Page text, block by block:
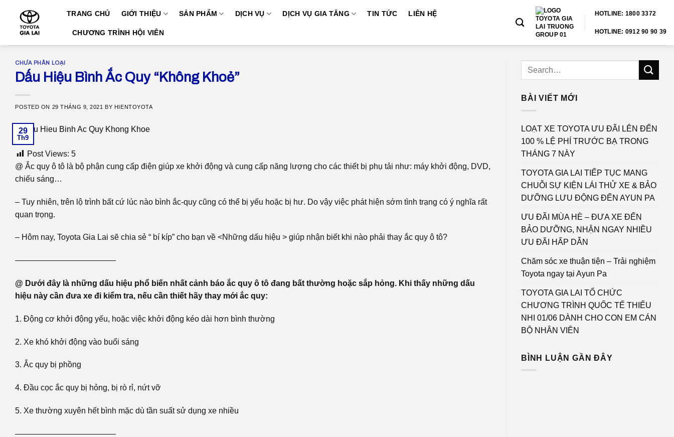
content
TRANG CHỦ GIỚI THIỆU SẢN PHẨM DỊCH VỤ DỊCH VỤ GIA TĂNG TIN TỨC LIÊN HỆ
CHƯƠNG TRÌNH HỘI VIÊN
HOTLINE: 1800 3372
HOTLINE: 0912 90 90 39
CHƯA PHÂN LOẠI
Dấu Hiệu Bình Ắc Quy “Không Khoẻ”
POSTED ON 29 THÁNG 9, 2021 BY HIENTOYOTA
29
Th9
Post Views: 5
@ Ắc quy ô tô là bộ phận cung cấp điện giúp xe khởi động và cung cấp năng lượng cho các thiết bị phụ tải như: máy khởi động, DVD,
chiếu sáng…
– Tuy nhiên, trên lộ trình bất cứ lúc nào bình ắc-quy cũng có thể bị yếu hoặc bị hư. Do vậy việc phát hiện sớm tình trạng có ý nghĩa rất
quan trọng.
– Hôm nay, Toyota Gia Lai sẽ chia sẻ “ bí kíp” cho bạn về <Những dấu hiệu > giúp nhận biết khi nào phải thay ắc quy ô tô?
————————————–
@ Dưới đây là những dấu hiệu phổ biến nhất cảnh báo ắc quy ô tô đang bất thường hoặc sắp hỏng. Khi thấy những dấu
hiệu này cần đưa xe đi kiểm tra, nếu cần thiết hãy thay mới ắc quy:
1. Động cơ khởi động yếu, hoặc việc khởi động kéo dài hơn bình thường
2. Xe khó khởi động vào buổi sáng
3. Ắc quy bị phồng
4. Đầu cọc ắc quy bị hỏng, bị rò rỉ, nứt vỡ
5. Xe thường xuyên hết bình mặc dù tần suất sử dụng xe nhiều
————————————–
BÀI VIẾT MỚI
LOẠT XE TOYOTA ƯU ĐÃI LÊN ĐẾN
100 % LỆ PHÍ TRƯỚC BẠ TRONG
THÁNG 7 NÀY
TOYOTA GIA LAI TIẾP TỤC MANG
CHUỖI SỰ KIỆN LÁI THỬ XE & BẢO
DƯỠNG LƯU ĐỘNG ĐẾN AYUN PA
ƯU ĐÃI MÙA HÈ – ĐƯA XE ĐẾN
BẢO DƯỠNG, NHẬN NGAY NHIỀU
ƯU ĐÃI HẤP DẪN
Chăm sóc xe thuận tiện – Trải nghiệm
Toyota ngay tại Ayun Pa
TOYOTA GIA LAI TỔ CHỨC
CHƯƠNG TRÌNH QUỐC TẾ THIẾU
NHI 01/06 DÀNH CHO CON EM CÁN
BỘ NHÂN VIÊN
BÌNH LUẬN GẦN ĐÂY